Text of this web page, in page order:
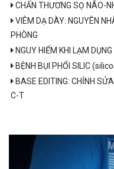
CHẤN THƯƠNG SỌ NÃO-
VIÊM DẠ DÀY: NGUYÊN
PHÒNG
NGUY HIỂM KHI LẠM
BỆNH BỤI PHỔI SILIC
BASE EDITING: CHỈNH
C-T